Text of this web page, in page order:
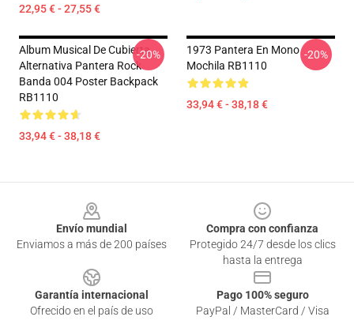
22,95 € - 27,55 €
Album Musical De Cubierta
Alternativa Pantera Rock
Banda 004 Poster Backpack
RB1110
33,94 € - 38,18 €
-20%
1973 Pantera En Mono
Mochila RB1110
33,94 € - 38,18 €
-20%
Envío mundial
Enviamos a más de 200 países
Compra con confianza
Protegido 24/7 desde los clics
hasta la entrega
Garantía internacional
Ofrecido en el país de uso
Pago 100% seguro
PayPal / MasterCard / Visa